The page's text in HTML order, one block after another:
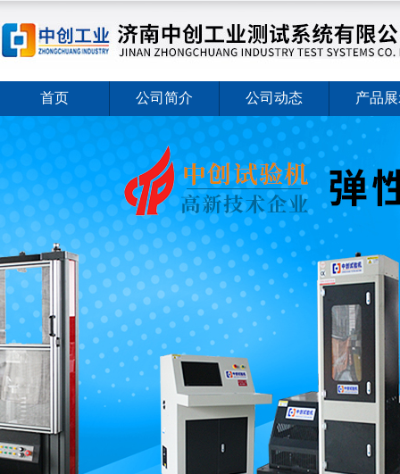
济南中创工业测试系统有限公司
首页 公司简介 公司动态 产品